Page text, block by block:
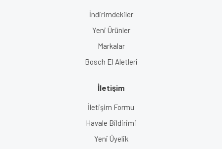
İndirimdekiler
Yeni Ürünler
Markalar
Bosch El Aletleri
İletişim
İletişim Formu
Havale Bildirimi
Yeni Üyelik